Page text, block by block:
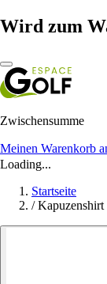
Wird zum
Zwischensumme
Meinen Warenkorb
Loading...
Startseite
/